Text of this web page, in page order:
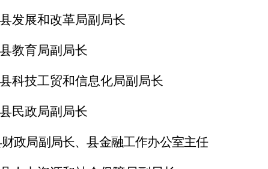
县发展和改革局副局长
县教育局副局长
县科技工贸和信息化局副局长
县民政局副局长
政局副局长、县金融工作办公室主任